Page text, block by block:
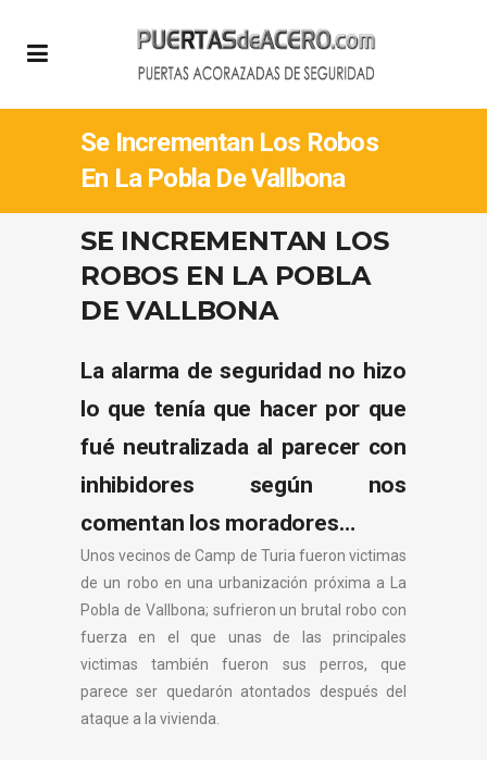
Se Incrementan Los Robos
En La Pobla De Vallbona
SE INCREMENTAN LOS
ROBOS EN LA POBLA
DE VALLBONA
La alarma de seguridad no hizo
lo que tenía que hacer por que
fué neutralizada al parecer con
inhibidores según nos
comentan los moradores…
Unos vecinos de Camp de Turia fueron victimas
de un robo en una urbanización próxima a La
Pobla de Vallbona; sufrieron un brutal robo con
fuerza en el que unas de las principales
victimas también fueron sus perros, que
parece ser quedarón atontados después del
ataque a la vivienda.